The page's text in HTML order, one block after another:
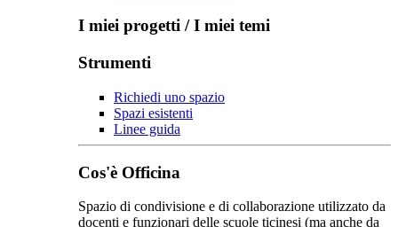
I miei progetti / I miei temi
Strumenti
Richiedi uno spazio
Spazi esistenti
Linee guida
Cos'è Officina
Spazio di condivisione e di collaborazione utilizzato da
docenti e funzionari delle scuole ticinesi (ma anche da